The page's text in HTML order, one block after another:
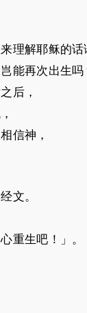
理解耶稣的话
能再次出生吗
后，
信神，
文。
重生吧！」。